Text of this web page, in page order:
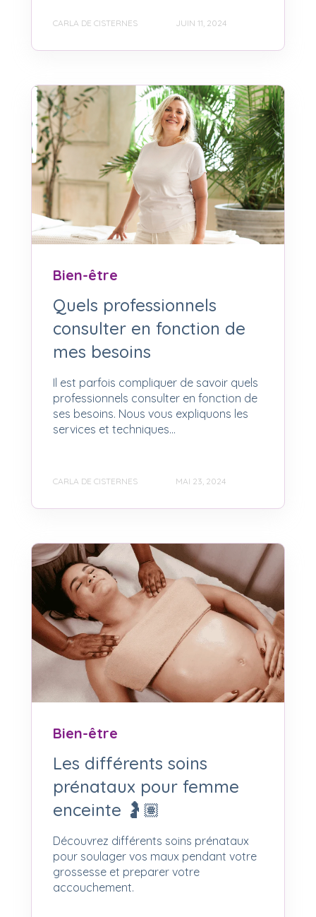
CARLA DE CISTERNES JUIN 11, 2024
Bien-être
Quels professionnels
consulter en fonction de
mes besoins
Il est parfois compliquer de savoir quels
professionnels consulter en fonction de
ses besoins. Nous vous expliquons les
services et techniques...
CARLA DE CISTERNES MAI 23, 2024
Bien-être
Les différents soins
prénataux pour femme
enceinte 🤰🏽
Découvrez différents soins prénataux
pour soulager vos maux pendant votre
grossesse et preparer votre
accouchement.